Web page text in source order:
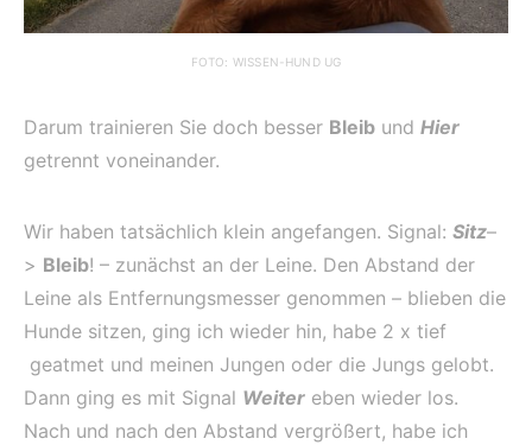
FOTO: WISSEN-HUND UG
Darum trainieren Sie doch besser Bleib und Hier
getrennt voneinander.
Wir haben tatsächlich klein angefangen. Signal: Sitz–
> Bleib! – zunächst an der Leine. Den Abstand der
Leine als Entfernungsmesser genommen – blieben die
Hunde sitzen, ging ich wieder hin, habe 2 x tief
geatmet und meinen Jungen oder die Jungs gelobt.
Dann ging es mit Signal Weiter eben wieder los.
Nach und nach den Abstand vergrößert, habe ich